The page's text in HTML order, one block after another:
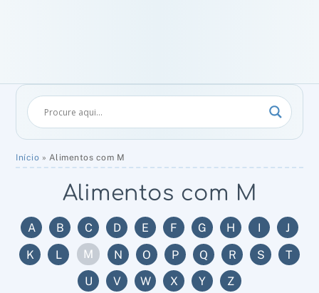
Início » Alimentos com M
Alimentos com M
A B C D E F G H I
J
K
L M N O P Q R S
T
U
V W X Y Z